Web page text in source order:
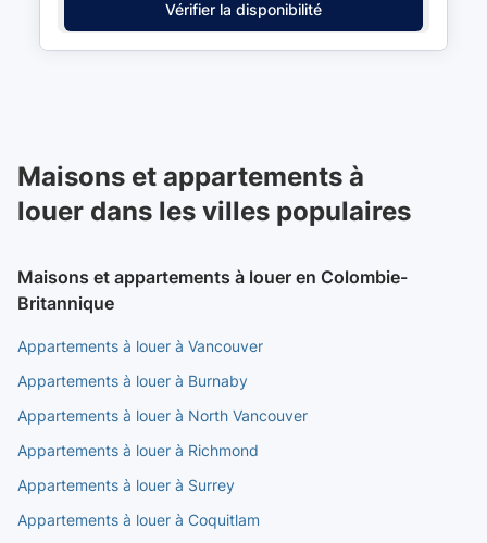
Vérifier la disponibilité
Maisons et appartements à
louer dans les villes populaires
Maisons et appartements à louer en Colombie-
Britannique
Appartements à louer à Vancouver
Appartements à louer à Burnaby
Appartements à louer à North Vancouver
Appartements à louer à Richmond
Appartements à louer à Surrey
Appartements à louer à Coquitlam